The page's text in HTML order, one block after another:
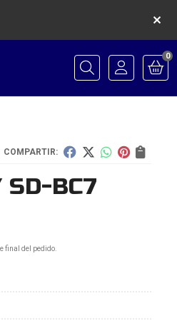
Buscar
0
COMPARTIR:
SD-BC7
final del pedido.